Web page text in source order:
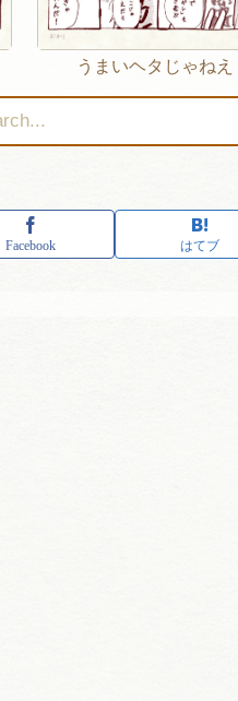
うまいヘタじゃねえ
Facebook はてブ